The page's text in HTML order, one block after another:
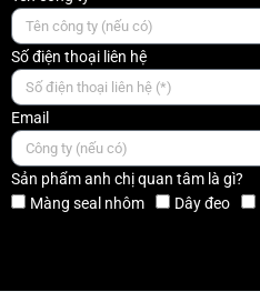
Số điện thoại liên hệ
Email
Sản phẩm anh chị quan tâm là gì?
Màng seal nhôm
Dây đeo